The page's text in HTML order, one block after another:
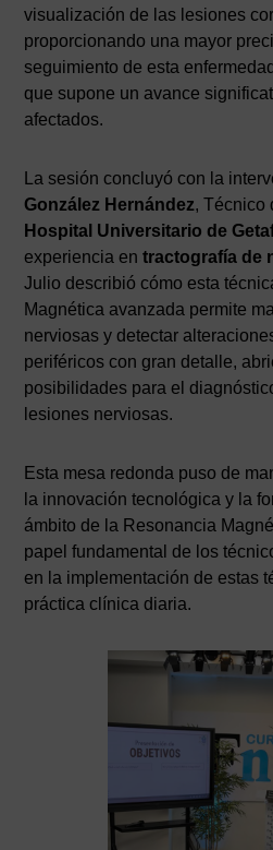
visualización de las lesiones
proporcionando una mayor
seguimiento de esta
que supone un avance
afectados.
La sesión concluyó con la
González Hernández, Técnico
Hospital Universitario de
experiencia entractografía de
Julio describió cómo esta
Magnética avanzada permite
nerviosas y detectar
periféricos con gran detalle,
posibilidades para el
lesiones nerviosas.
Esta mesa redonda puso de
la innovación tecnológica y la
ámbito de la Resonancia
papel fundamental de los
en la implementación de estas
práctica clínica diaria.